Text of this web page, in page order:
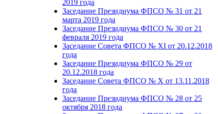
2019 года
Заседание Президиума ФПСО № 31 от 21
марта 2019 года
Заседание Президиума ФПСО № 30 от 21
февраля 2019 года
Заседание Совета ФПСО № XI от 20.12.2018
года
Заседание Президиума ФПСО № 29 от
20.12.2018 года
Заседание Совета ФПСО № X от 13.11.2018
года
Заседание Президиума ФПСО № 28 от 25
октября 2018 года